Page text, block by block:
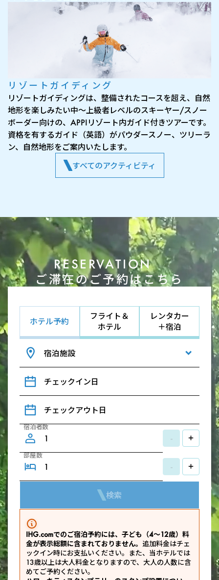
リゾートガイディング
リゾートガイディングは、整備されたコースを超え、自然
地形を楽しみたい中〜上級者レベルのスキーヤー/スノー
ボーダー向けの、APPIリゾート内ガイド付きツアーです。
資格を有するガイド（英語）がパウダースノー、ツリーラ
ン、自然地形をご案内いたします。
すべてのアクティビティ
RESERVATION
ご滞在のご予約はこちら
ホテル予約
フライト＆
ホテル
レンタカー
＋宿泊
宿泊施設
チェックイン日
チェックアウト日
宿泊者数
- +
部屋数
- +
検索
IHG.comでのご宿泊予約には、子ども（4～12歳）料
金が表示総額に含まれておりません。 追加料金はチェ
ックイン時にお支払いください。また、当ホテルでは
13歳以上は大人料金となりますので、大人の人数に含
めてご予約ください。